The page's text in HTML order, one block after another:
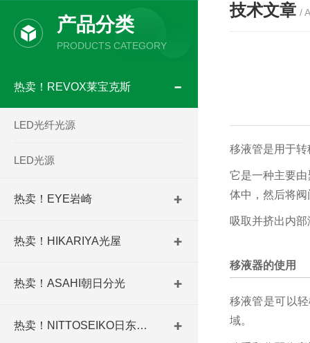
技术文章 /
移液管是用于
它是一种主要
体中，然后将
吸取并挤出内
移液器的使用
移液管是可以
域。
产品分类
PRODUCTS CATEGORY
热卖！REVOX莱宝克斯
LED光纤光源
LED光源
热卖！EYE岩崎
热卖！HIKARIYA光屋
热卖！ASAHI朝日分光
热卖！NITTOSEIKO日东精工